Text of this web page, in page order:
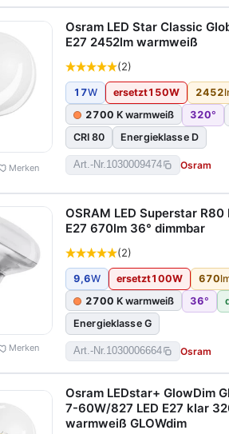
Merken
Osram LED Star Classic
E27 2452lm warmweiß
(2)
17W ersetzt150W 2452
2700 K warmweiß 320°
CRI 80
Energieklasse D
Art.-Nr.1030009474 Osram
Merken
OSRAM LED Superstar
E27 670lm 36° dimmbar
(2)
9,6W ersetzt100W 670
2700 K warmweiß 36°
Energieklasse G
Art.-Nr.1030006664 Osram
Osram LEDstar+ GlowDim
7-60W/827 LED E27 klar
warmweiß GLOWdim